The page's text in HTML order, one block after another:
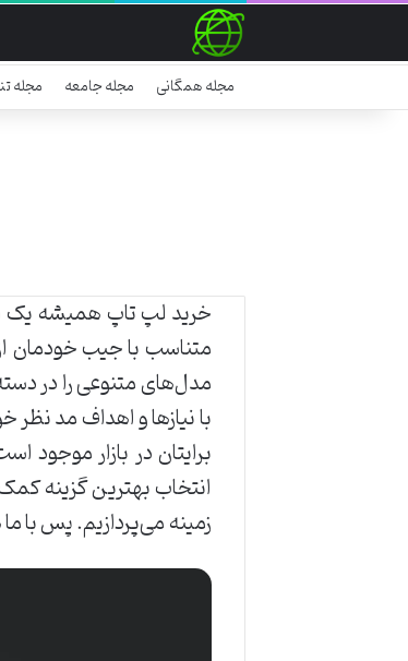
مجله همگانی مجله جامعه مجله
خرید لپ تاپ همیشه یک
مدل‌های متنوعی را در
انتخاب بهترین گزینه
زمینه می‌پردازیم. پس با